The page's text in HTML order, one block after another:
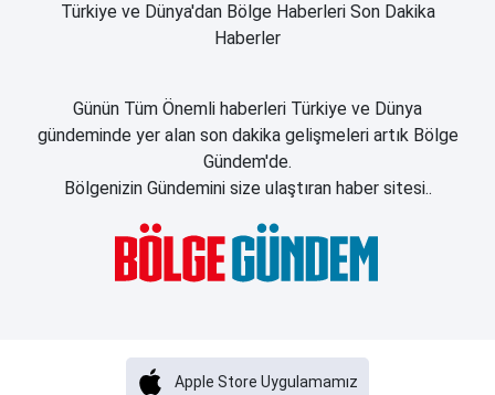
Türkiye ve Dünya'dan Bölge Haberleri Son Dakika
Haberler
Günün Tüm Önemli haberleri Türkiye ve Dünya
gündeminde yer alan son dakika gelişmeleri artık Bölge
Gündem'de.
Bölgenizin Gündemini size ulaştıran haber sitesi..
Apple Store Uygulamamız